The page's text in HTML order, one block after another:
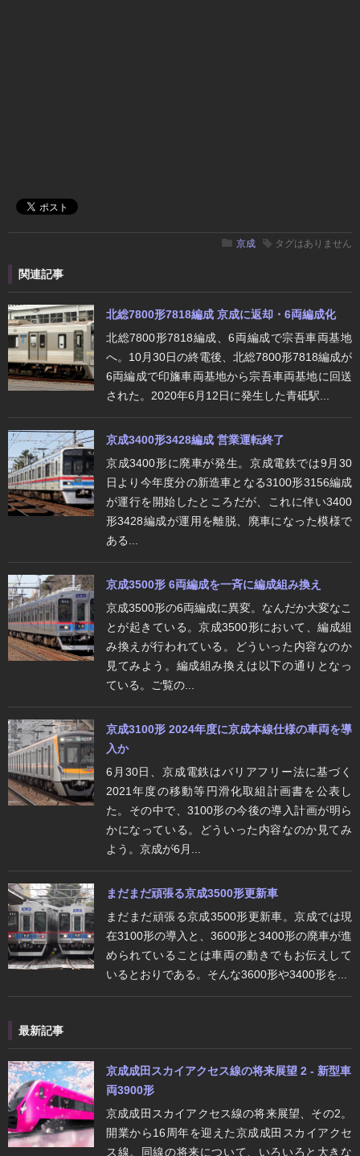
京成 タグはありません
関連記事
北総7800形7818編成 京成に返却・6両編成化
北総7800形7818編成、6両編成で宗吾車両基地
へ。10月30日の終電後、北総7800形7818編成が
6両編成で印旛車両基地から宗吾車両基地に回送
された。2020年6月12日に発生した青砥駅...
京成3400形3428編成 営業運転終了
京成3400形に廃車が発生。京成電鉄では9月30
日より今年度分の新造車となる3100形3156編成
が運行を開始したところだが、これに伴い3400
形3428編成が運用を離脱、廃車になった模様で
ある...
京成3500形 6両編成を一斉に編成組み換え
京成3500形の6両編成に異変。なんだか大変なこ
とが起きている。京成3500形において、編成組
み換えが行われている。どういった内容なのか
見てみよう。編成組み換えは以下の通りとなっ
ている。ご覧の...
京成3100形 2024年度に京成本線仕様の車両を導
入か
6月30日、京成電鉄はバリアフリー法に基づく
2021年度の移動等円滑化取組計画書を公表し
た。その中で、3100形の今後の導入計画が明ら
かになっている。どういった内容なのか見てみ
よう。京成が6月...
まだまだ頑張る京成3500形更新車
まだまだ頑張る京成3500形更新車。京成では現
在3100形の導入と、3600形と3400形の廃車が進
められていることは車両の動きでもお伝えして
いるとおりである。そんな3600形や3400形を...
最新記事
京成成田スカイアクセス線の将来展望 2 - 新型車
両3900形
京成成田スカイアクセス線の将来展望、その2。
開業から16周年を迎えた京成成田スカイアクセ
ス線。同線の将来について、いろいろと大きな